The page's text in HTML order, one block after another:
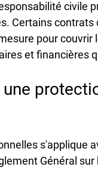
civile
Certains contrats
pour couvrir
et financières
s'applique
Général